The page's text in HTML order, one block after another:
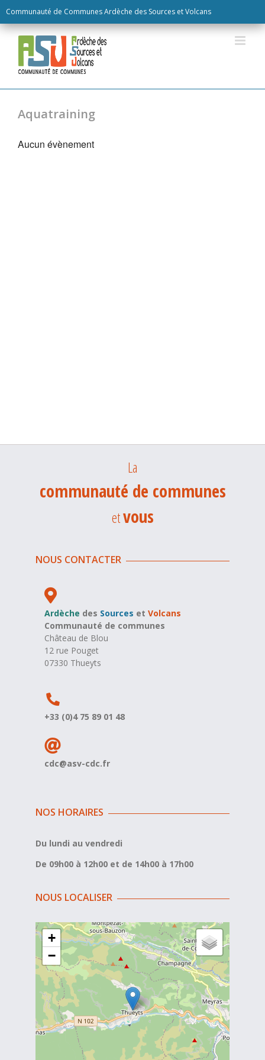
Communauté de Communes Ardèche des Sources et Volcans
to
content
Aquatraining
Aucun évènement
La
communauté de communes
etvous
NOUS CONTACTER
Ardèche des Sources et Volcans
Communauté de communes
Château de Blou
12 rue Pouget
07330 Thueyts
+33 (0)4 75 89 01 48
cdc@asv-cdc.fr
NOS HORAIRES
Du lundi au vendredi
De 09h00 à 12h00 et de 14h00 à 17h00
NOUS LOCALISER
+
−